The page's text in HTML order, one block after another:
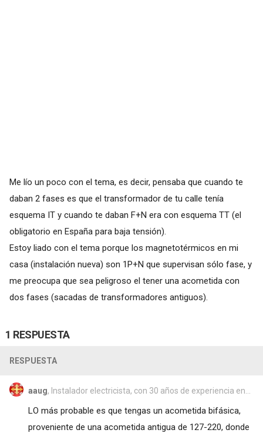
Me lío un poco con el tema, es decir, pensaba que cuando te
daban 2 fases es que el transformador de tu calle tenía
esquema IT y cuando te daban F+N era con esquema TT (el
obligatorio en España para baja tensión).
Estoy liado con el tema porque los magnetotérmicos en mi
casa (instalación nueva) son 1P+N que supervisan sólo fase, y
me preocupa que sea peligroso el tener una acometida con
dos fases (sacadas de transformadores antiguos).
1 RESPUESTA
RESPUESTA
aaug, Instalador electricista, con 30 años de experiencia en...
LO más probable es que tengas un acometida bifásica,
proveniente de una acometida antigua de 127-220, donde